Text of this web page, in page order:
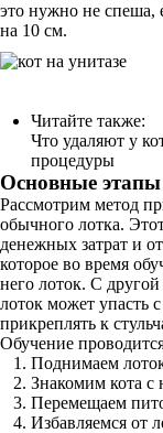
это нужно не спеша,
на 10 см.
Читайте также:
Что удаляют у
процедуры
Основные этапы
Рассмотрим метод
обычного лотка.
денежных затрат и
которое во время
него лоток. С
лоток может упасть
прикреплять к
Обучение
Поднимаем
Знакомим кота с
Перемещаем
Избавляемся от